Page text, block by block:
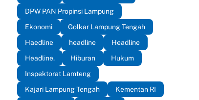
DPW PAN Propinsi Lampung
Ekonomi
Golkar Lampung Tengah
Haedline
headline
Headline
Headline.
Hiburan
Hukum
Inspektorat Lamteng
Kajari Lampung Tengah
Kementan RI